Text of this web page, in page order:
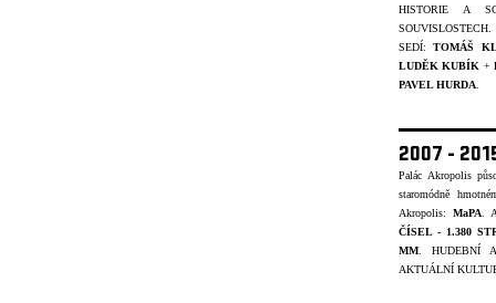
HISTORIE A
SEDÍ:TOMÁŠ
LUDĚK KUBÍK +
PAVEL HURDA
2007 -
Palác Akropolis
staromódně
Akropolis: MaPA.
ČÍSEL - 1.380
MM . HUDEBNÍ
AKTUÁLNÍ